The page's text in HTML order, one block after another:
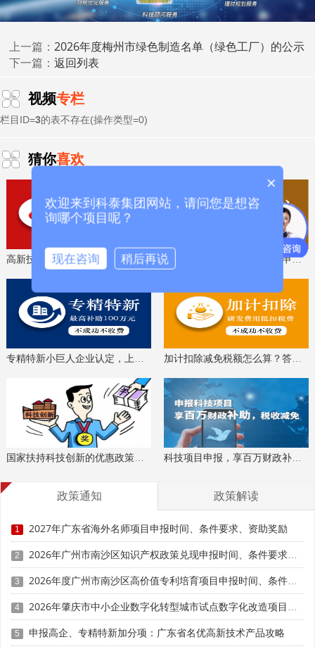
中心认定、省市企业技术中心认定、省市工业设计中心认
定、省市重点实验室认定、新型研发机构认定、专精特新中
小企业 、专精特新“小巨人”、制造业单项冠军、专利软著申
请、研发费用加计扣除
果评价、科技成果转化
时获取最新科技项目资讯！
上一篇： 2026年度梅州市绿色制造名单（绿色工厂）的公示
下一篇：返回列表
视频专栏
栏目ID=3的表不存在(操作类型=0)
猜你喜欢
高新技术企业认定，免费评估，通过后再收费 省工程技术研究中心，专业申报、指导培训
加计扣除减免税额怎么算？答疑解惑、咨询培训
国家扶持科技创新的优惠政策，索取资料、解读政策 科技项目申报，享百万财政补贴，减免40%所得税
政策通知 政策解读
1 2027年广东省海外名师项目申报时间、条件要求、资助奖励
2 2026年广州市南沙区知识产权政策兑现申报时间、条件要求、补助奖励
3 2026年度广州市南沙区高价值专利培育项目申报时间、条件要求、资助奖励
4 2026年肇庆市中小企业数字化转型城市试点数字化改造项目动态申报时间、条件要求、补助奖励
5 申报高企、专精特新加分项：广东省名优高新技术产品攻略
×
欢迎来到科泰集团网站，请问您是想咨
询哪个项目呢？
现在咨询 稍后再说